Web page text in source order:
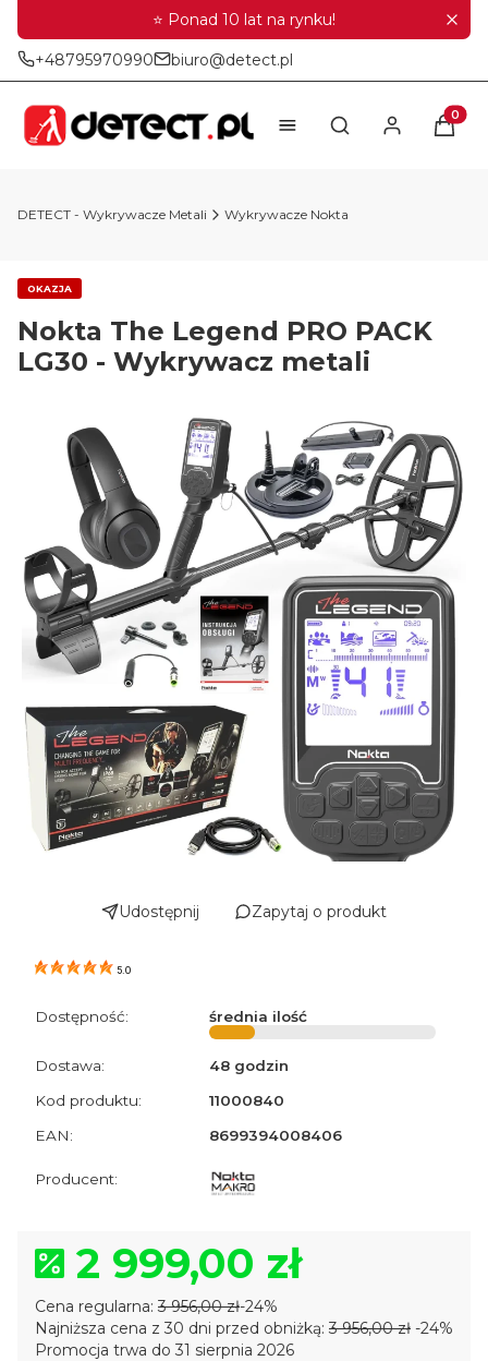
⭐ Ponad 10 lat na rynku!
+48795970990 biuro@detect.pl
Otwórz
DETECT - Wykrywacze Metali Wykrywacze Nokta
OKAZJA
Nokta The Legend PRO PACK
LG30 - Wykrywacz metali
Udostępnij Zapytaj o produkt
5.0
Dostępność: średnia ilość
Dostawa:
48 godzin
Kod produktu:
11000840
EAN:
8699394008406
2 999,00 zł
Cena regularna: 3 956,00 zł-24%
Najniższa cena z 30 dni przed obniżką: 3 956,00 zł -24%
Promocja trwa do 31 sierpnia 2026